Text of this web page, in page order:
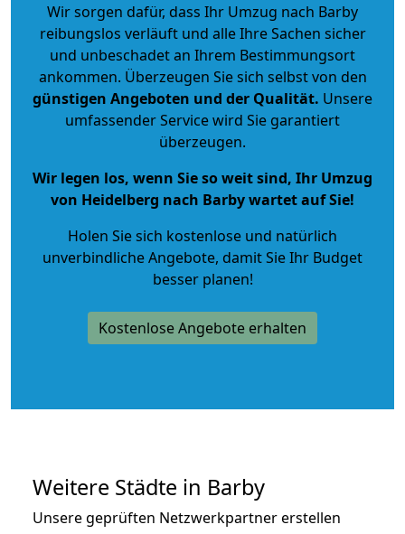
Wir sorgen dafür, dass Ihr Umzug nach Barby
reibungslos verläuft und alle Ihre Sachen sicher
und unbeschadet an Ihrem Bestimmungsort
ankommen. Überzeugen Sie sich selbst von den
günstigen Angeboten und der Qualität. Unsere
umfassender Service wird Sie garantiert
überzeugen.
Wir legen los, wenn Sie so weit sind, Ihr Umzug
von Heidelberg nach Barby wartet auf Sie!
Holen Sie sich kostenlose und natürlich
unverbindliche Angebote, damit Sie Ihr Budget
besser planen!
Kostenlose Angebote erhalten
Weitere Städte in Barby
Unsere geprüften Netzwerkpartner erstellen